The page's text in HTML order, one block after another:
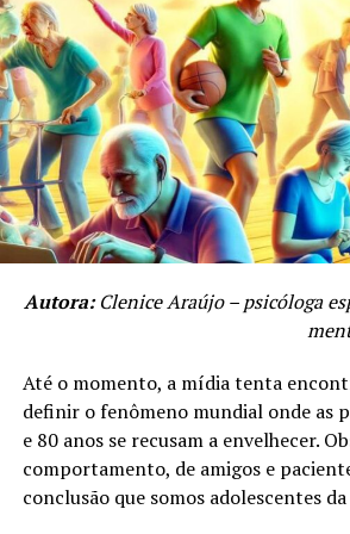
especialização em Direito das
NÃO PERCA
A Importância do Endocrinologista
Saudável
Site:https://moxmidia.com.br/
E-mail: moxmidia@moxmidia.com.br
Telefone/ Whatsapp:(41) 9 9735-
Autora:Clenice Araújo – psicóloga
Até o momento, a mídia tenta
definir o fenômeno mundial onde as
e 80 anos se recusam a envelhecer.
comportamento, de amigos e
conclusão que somos adolescentes